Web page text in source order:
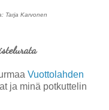
Tarja Karvonen
Vuottolahden
ja minä potkuttelin